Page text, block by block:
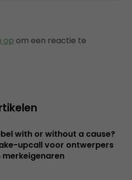
op om een reactie te
with or without a cause?
upcall voor ontwerpers
merkeigenaren